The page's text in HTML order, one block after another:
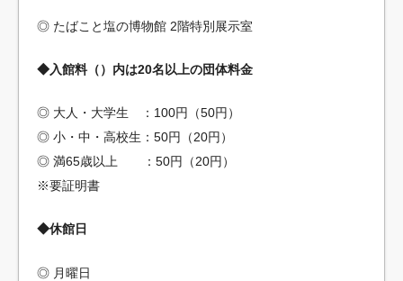
◎ たばこと塩の博物館 2階特別展示室
◆入館料（）内は20名以上の団体料金
◎ 大人・大学生 ：100円（50円）
◎ 小・中・高校生：50円（20円）
◎ 満65歳以上 ：50円（20円）
※要証明書
◆休館日
◎ 月曜日